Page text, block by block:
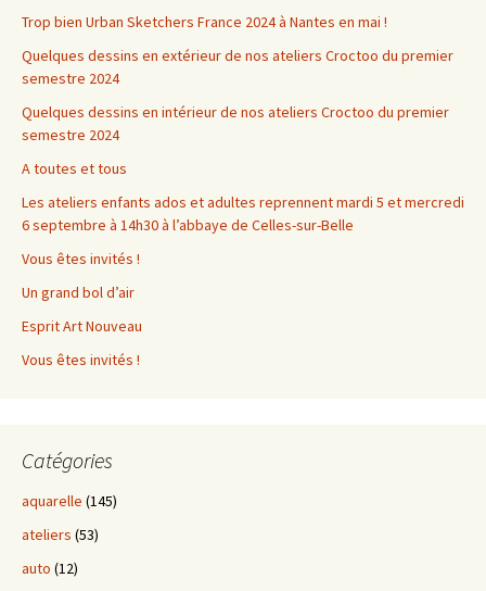
Trop bien Urban Sketchers France 2024 à Nantes en mai !
Quelques dessins en extérieur de nos ateliers Croctoo du premier
semestre 2024
Quelques dessins en intérieur de nos ateliers Croctoo du premier
semestre 2024
A toutes et tous
Les ateliers enfants ados et adultes reprennent mardi 5 et mercredi
6 septembre à 14h30 à l’abbaye de Celles-sur-Belle
Vous êtes invités !
Un grand bol d’air
Esprit Art Nouveau
Vous êtes invités !
Catégories
aquarelle (145)
ateliers (53)
auto (12)